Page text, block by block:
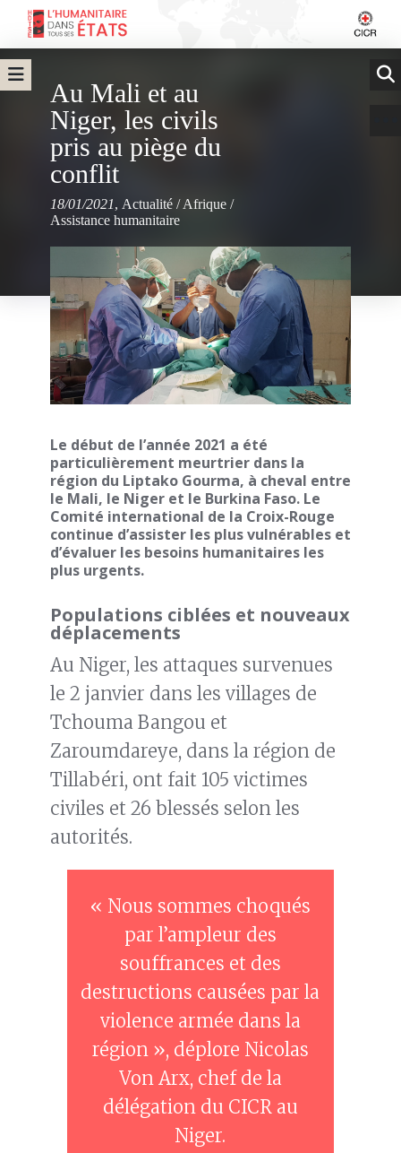
Au Mali et au
Niger, les civils
pris au piège du
conflit
18/01/2021, Actualité /Afrique /
Assistance humanitaire
Le début de l’année 2021 a été
particulièrement meurtrier dans la
région du Liptako Gourma, à cheval entre
le Mali, le Niger et le Burkina Faso. Le
Comité international de la Croix-Rouge
continue d’assister les plus vulnérables et
d’évaluer les besoins humanitaires les
plus urgents.
Populations ciblées et nouveaux
déplacements
Au Niger, les attaques survenues
le 2 janvier dans les villages de
Tchouma Bangou et
Zaroumdareye, dans la région de
Tillabéri, ont fait 105 victimes
civiles et 26 blessés selon les
autorités.
« Nous sommes choqués
par l’ampleur des
souffrances et des
destructions causées par la
violence armée dans la
région », déplore Nicolas
Von Arx, chef de la
délégation du CICR au
Niger.